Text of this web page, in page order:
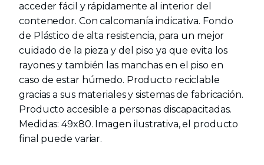
acceder fácil y rápidamente al interior del
contenedor. Con calcomanía indicativa. Fondo
de Plástico de alta resistencia, para un mejor
cuidado de la pieza y del piso ya que evita los
rayones y también las manchas en el piso en
caso de estar húmedo. Producto reciclable
gracias a sus materiales y sistemas de fabricación.
Producto accesible a personas discapacitadas.
Medidas: 49x80. Imagen ilustrativa, el producto
final puede variar.